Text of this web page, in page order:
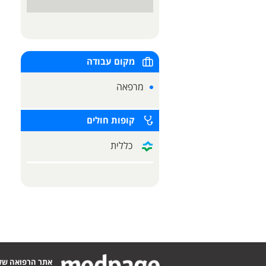
מקום עבודה
מרפאה
קופות חולים
כללית
אתר הרפואה